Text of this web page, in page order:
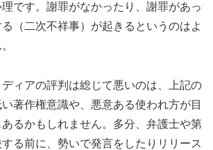
です。謝罪がなかったり、謝罪があっ
（二次不祥事）が起きるというのはよ
ィアの評判は総じて悪いのは、上記の
著作権意識や、悪意ある使われ方が目
るかもしれません。多分、弁護士や第
る前に、勢いで発言をしたりリリース